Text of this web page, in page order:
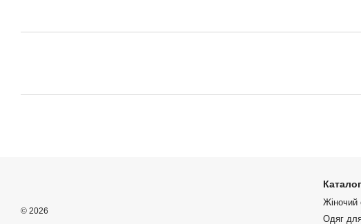
© 2026
Каталог
Жіночий
Одяг